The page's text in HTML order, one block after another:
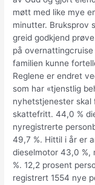
møtt med like mye
minutter. Bruksprov
greid godkjend
på
familien kunne
Reglene er endret
som har «tjenstlig
nyhetstjenester
skattefritt. 44,0 %
nyregistrerte
49,7 %. Hittil i år er
dieselmotor 43,0 %,
%. 12,2 prosent
registrert 1554 nye